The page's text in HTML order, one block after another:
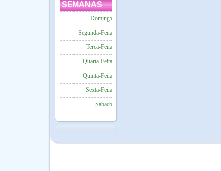
SEMANAS
Domingo
Segunda-Feira
Terca-Feira
Quarta-Feira
Quinta-Feira
Sexta-Feira
Sabado